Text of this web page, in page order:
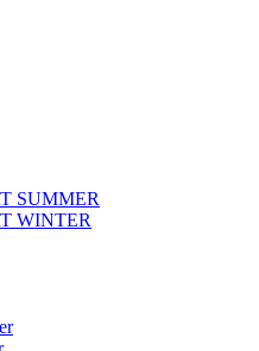
SUMMER
WINTER